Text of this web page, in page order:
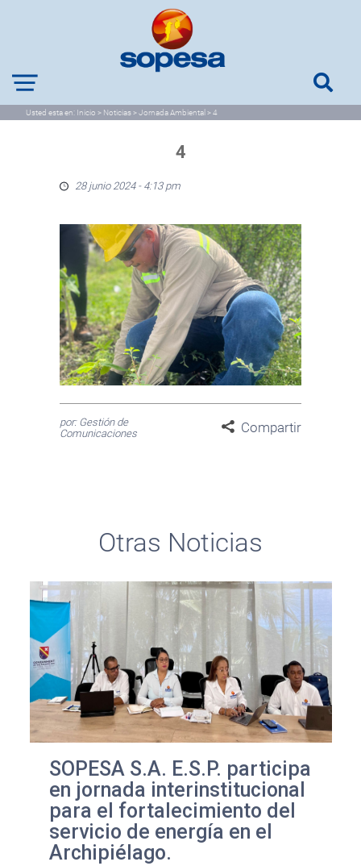
Usted esta en: Inicio > Noticias> Jornada Ambiental > 4
4
28 junio 2024 - 4:13 pm
por: Gestión de
Comunicaciones
Compartir
Otras Noticias
SOPESA S.A. E.S.P. participa
en jornada interinstitucional
para el fortalecimiento del
servicio de energía en el
Archipiélago.